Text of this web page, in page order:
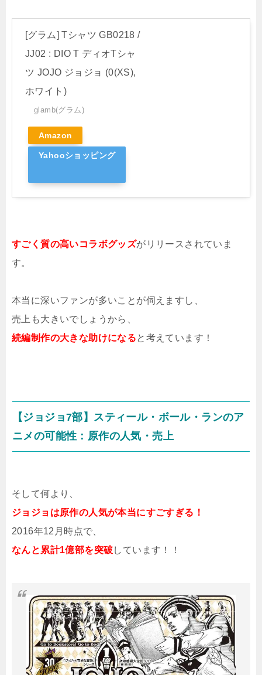
[グラム] Tシャツ GB0218 /
JJ02 : DIO T ディオTシャ
ツ JOJO ジョジョ (0(XS),
ホワイト)
glamb(グラム)
Amazon
Yahooショッピング
すごく質の高いコラボグッズがリリースされていま
す。
本当に深いファンが多いことが伺えますし、
売上も大きいでしょうから、
続編制作の大きな助けになると考えています！
【ジョジョ7部】スティール・ボール・ランのア
ニメの可能性：原作の人気・売上
そして何より、
ジョジョは原作の人気が本当にすごすぎる！
2016年12月時点で、
なんと累計1億部を突破しています！！